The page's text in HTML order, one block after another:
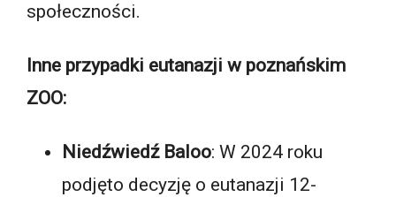
społeczności.
Inne przypadki eutanazji w poznańskim
ZOO:
Niedźwiedź Baloo: W 2024 roku
podjęto decyzję o eutanazji 12-